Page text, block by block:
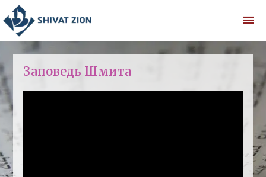
Заповедь Шмита